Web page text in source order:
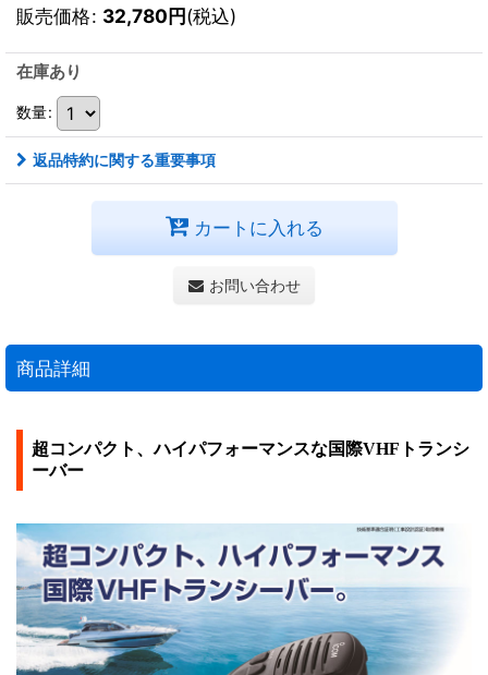
販売価格: 32,780円(税込)
在庫あり
数量:
返品特約に関する重要事項
カートに入れる
お問い合わせ
商品詳細
超コンパクト、ハイパフォーマンスな国際VHFトランシ
ーバー